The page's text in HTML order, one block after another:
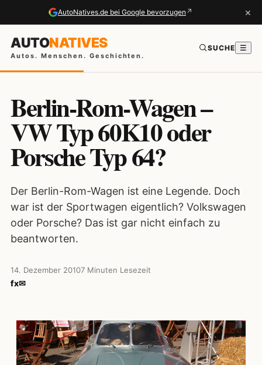
AutoNatives.de bei Google bevorzugen ↗ ×
AUTONATIVES
Autos. Menschen. Geschichten.
SUCHE ☰
Berlin-Rom-Wagen –
VW Typ 60K10 oder
Porsche Typ 64?
Der Berlin-Rom-Wagen ist eine Legende. Doch
war ist der Sportwagen eigentlich? Volkswagen
oder Porsche? Das ist gar nicht einfach zu
beantworten.
14. Dezember 20107 Minuten Lesezeit
fx✉